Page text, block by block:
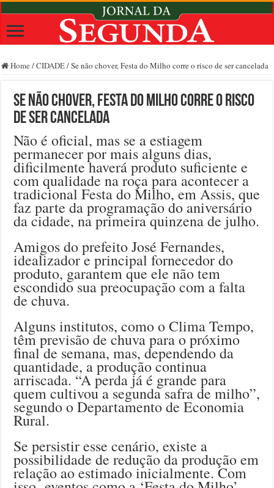
Home /CIDADE/Se não chover, Festa do Milho corre o risco de ser cancelada
Se não chover, Festa do Milho corre o risco
de ser cancelada
Não é oficial, mas se a estiagem
permanecer por mais alguns dias,
dificilmente haverá produto suficiente e
com qualidade na roça para acontecer a
tradicional Festa do Milho, em Assis, que
faz parte da programação do aniversário
da cidade, na primeira quinzena de julho.
Amigos do prefeito José Fernandes,
idealizador e principal fornecedor do
produto, garantem que ele não tem
escondido sua preocupação com a falta
de chuva.
Alguns institutos, como o Clima Tempo,
têm previsão de chuva para o próximo
final de semana, mas, dependendo da
quantidade, a produção continua
arriscada. “A perda já é grande para
quem cultivou a segunda safra de milho”,
segundo o Departamento de Economia
Rural.
Se persistir esse cenário, existe a
possibilidade de redução da produção em
relação ao estimado inicialmente. Com